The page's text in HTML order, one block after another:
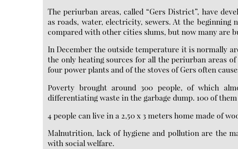
The periurban areas, called “Gers District”, have
as roads, water, electricity, sewers. At the
compared with other cities slums, but now many are
In December the outside temperature it is normally
the only heating sources for all the periurban areas
four power plants and of the stoves of Gers often
Poverty brought around 300 people, of which
differentiating waste in the garbage dump. 100 of
4 people can live in a 2,50 x 3 meters home made of
Malnutrition, lack of hygiene and pollution are the
with social welfare.